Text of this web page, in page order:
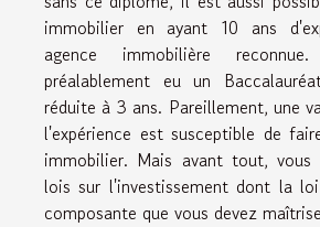
immobilier en ayant 10 ans
agence immobilière
préalablement eu un
réduite à 3 ans. Pareillement, une
l'expérience est susceptible de
immobilier. Mais avant tout, vous
lois sur l'investissement dont la
composante que vous devez